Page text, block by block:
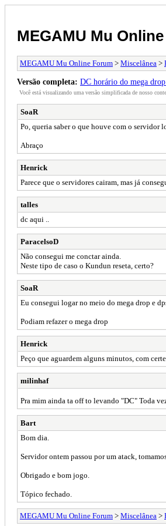
MEGAMU Mu
MEGAMU Mu Online Forum > Miscelânea >
Versão completa: DC horário do mega
Você está visualizando uma versão simplificada de nosso
SoaR
Po, queria saber o que houve com o servidor
Abraço
Henrick
Parece que o servidores cairam, mas já
talles
dc aqui ..
ParacelsoD
Não consegui me conctar ainda.
Neste tipo de caso o Kundun reseta, certo?
SoaR
Eu consegui logar no meio do mega drop e
Podiam refazer o mega drop
Henrick
Peço que aguardem alguns minutos, com
milinhaf
Pra mim ainda ta off to levando "DC" Toda
Bart
Bom dia.
Servidor ontem passou por um atack,
Obrigado e bom jogo.
Tópico fechado.
MEGAMU Mu Online Forum > Miscelânea >